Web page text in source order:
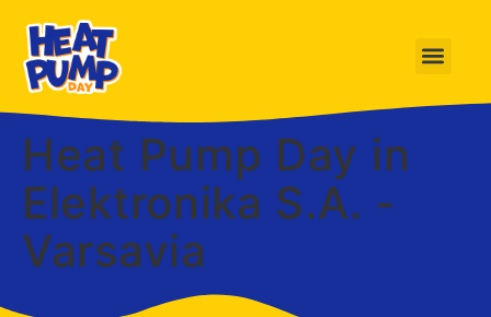
Heat Pump Day in
Elektronika S.A. -
Varsavia